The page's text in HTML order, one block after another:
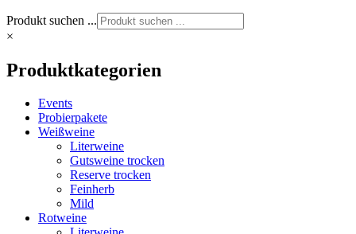
Produkt suchen ...
×
Produktkategorien
Events
Probierpakete
Weißweine
Literweine
Gutsweine trocken
Reserve trocken
Feinherb
Mild
Rotweine